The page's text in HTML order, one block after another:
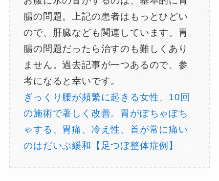
腸の問題。上記の患者はもっとひどい
ので、肝臓なども関連しています。胃
腸の問題だったら治すのも難しくあり
ません。過去記事が一つあるので、参
考になると幸いです。
ぎっくり腰が頻繁に起きる女性、10回
の施術で著しく改善。胃がぽちゃぽち
ゃする、胃痛、冷え性、首が常に痛い
のはだいぶ緩和【足つぼ整体症例】